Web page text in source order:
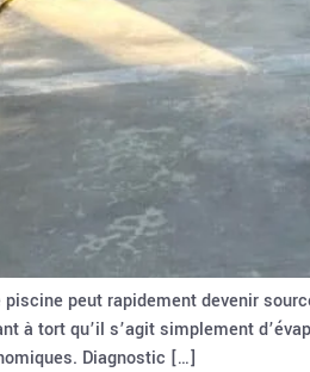
peut rapidement devenir
à tort qu’il s’agit simplement
Diagnostic […]